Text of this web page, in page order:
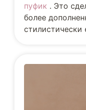
пуфик . Это
более
стилистически